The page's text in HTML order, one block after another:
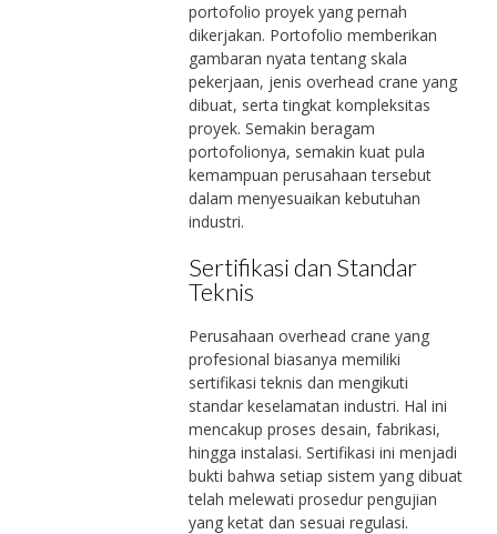
portofolio proyek yang pernah
dikerjakan. Portofolio memberikan
gambaran nyata tentang skala
pekerjaan, jenis overhead crane yang
dibuat, serta tingkat kompleksitas
proyek. Semakin beragam
portofolionya, semakin kuat pula
kemampuan perusahaan tersebut
dalam menyesuaikan kebutuhan
industri.
Sertifikasi dan Standar
Teknis
Perusahaan overhead crane yang
profesional biasanya memiliki
sertifikasi teknis dan mengikuti
standar keselamatan industri. Hal ini
mencakup proses desain, fabrikasi,
hingga instalasi. Sertifikasi ini menjadi
bukti bahwa setiap sistem yang dibuat
telah melewati prosedur pengujian
yang ketat dan sesuai regulasi.